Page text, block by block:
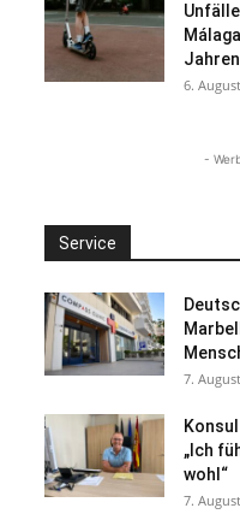
6.
-
Service
7.
„Ich
wohl“
7.